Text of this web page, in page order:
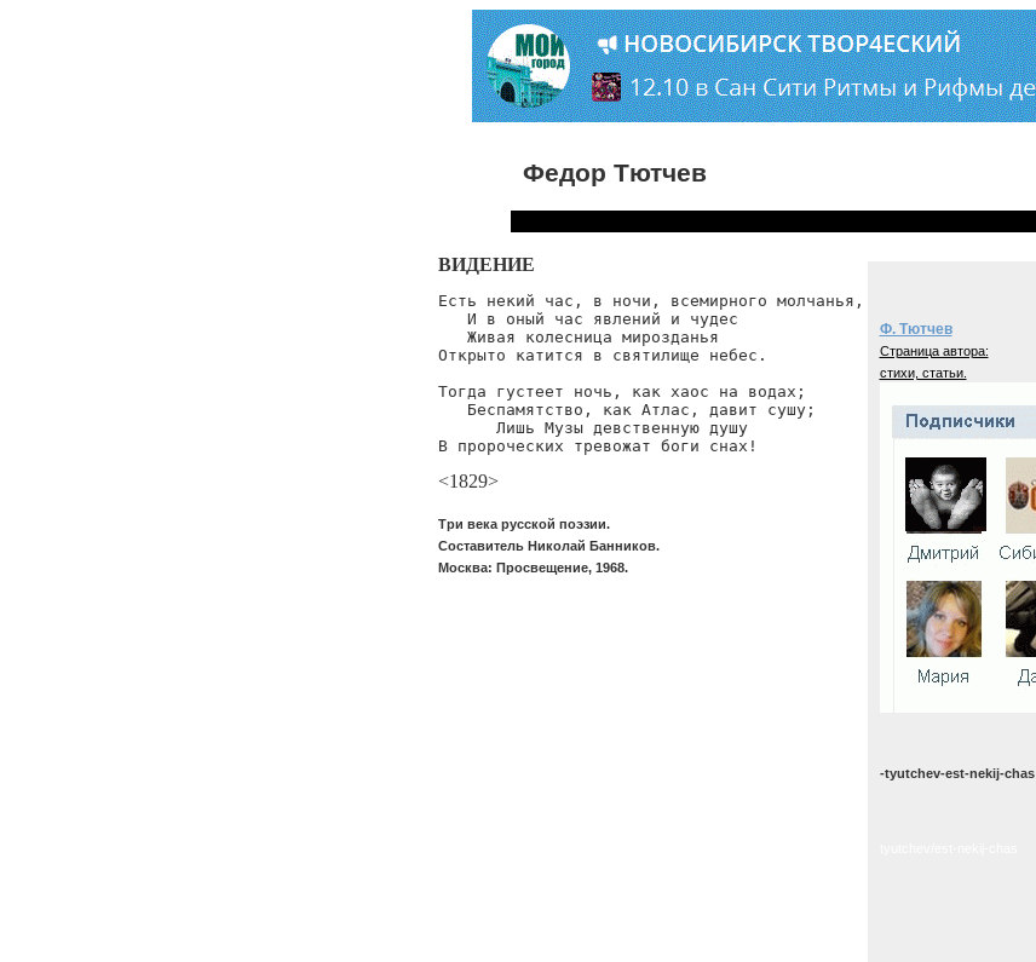
Федор Тютчев
ВИДЕНИЕ
Есть некий час, в ночи, всемирного молчанья,
   И в оный час явлений и чудес
   Живая колесница мирозданья
Открыто катится в святилище небес.
Тогда густеет ночь, как хаос на водах;
   Беспамятство, как Атлас, давит сушу;
      Лишь Музы девственную душу
В пророческих тревожат боги снах!
<1829>
Три века русской поэзии.
Составитель Николай Банников.
Москва: Просвещение, 1968.
Ф. Тютчев
Страница автора:
стихи, статьи.
-tyutchev-est-nekij-chas